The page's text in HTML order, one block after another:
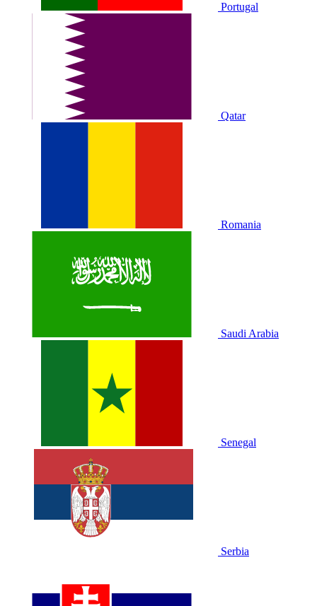
Portugal
Qatar
Romania
Saudi Arabia
Senegal
Serbia